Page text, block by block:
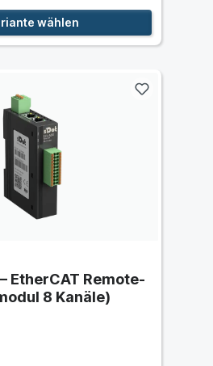
wählen
EtherCAT Remote-
8 Kanäle)